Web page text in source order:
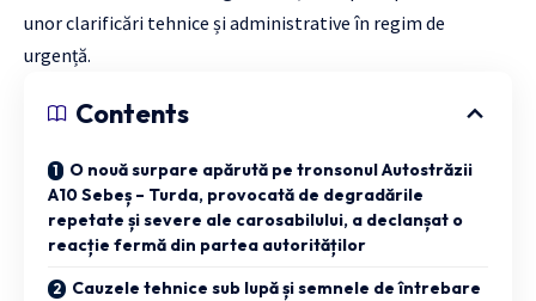
unor clarificări tehnice și administrative în regim de
urgență.
Contents
O nouă surpare apărută pe tronsonul Autostrăzii
A10 Sebeș – Turda, provocată de degradările
repetate și severe ale carosabilului, a declanșat o
reacție fermă din partea autorităților
Cauzele tehnice sub lupă și semnele de întrebare